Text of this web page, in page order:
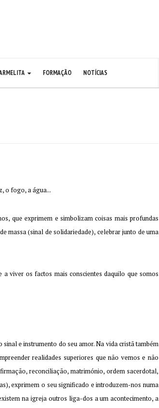
FORMAÇÃO NOTÍCIAS
o fogo, a água...
que exprimem e simbolizam coisas mais profundas
massa (sinal de solidariedade), celebrar junto de uma
viver os factos mais conscientes daquilo que somos
e instrumento do seu amor. Na vida cristã também
realidades superiores que não vemos e não
reconciliação, matrimónio, ordem sacerdotal,
exprimem o seu significado e introduzem-nos numa
na igreja outros liga-dos a um acontecimento, a